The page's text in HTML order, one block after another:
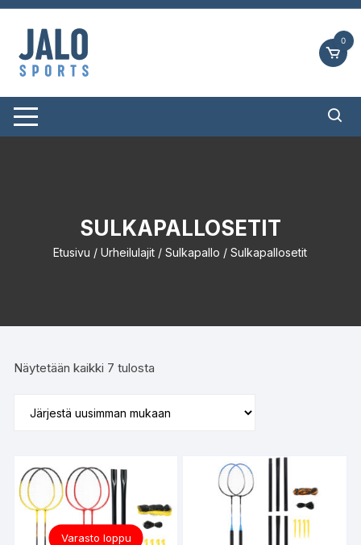
Siirry
suoraan
sisältöön
0
SULKAPALLOSETIT
Etusivu /Urheilulajit /Sulkapallo / Sulkapallosetit
Näytetään kaikki 7 tulosta
Varasto loppu